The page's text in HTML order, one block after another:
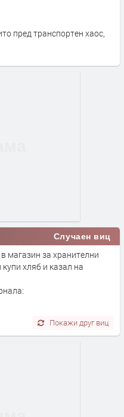
пред транспортен хаос,
Случаен виц
магазин за хранителни
хляб и казал на
Покажи друг виц